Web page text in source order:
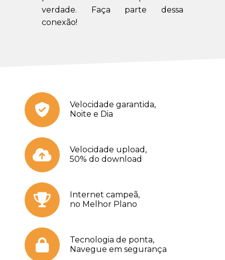
verdade. Faça parte dessa
conexão!
Velocidade garantida,
Noite e Dia
Velocidade upload,
50% do download
Internet campeã,
no Melhor Plano
Tecnologia de ponta,
Navegue em segurança